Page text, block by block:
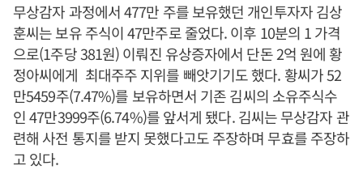
무상감자 과정에서 477만 주를 보유했던 개인투자자 김상
훈씨는 보유 주식이 47만주로 줄었다. 이후 10분의 1 가격
으로(1주당 381원) 이뤄진 유상증자에서 단돈 2억 원에 황
정아씨에게 최대주주 지위를 빼앗기기도 했다. 황씨가 52
만5459주(7.47%)를 보유하면서 기존 김씨의 소유주식수
인 47만3999주(6.74%)를 앞서게 됐다. 김씨는 무상감자 관
련해 사전 통지를 받지 못했다고도 주장하며 무효를 주장하
고 있다.